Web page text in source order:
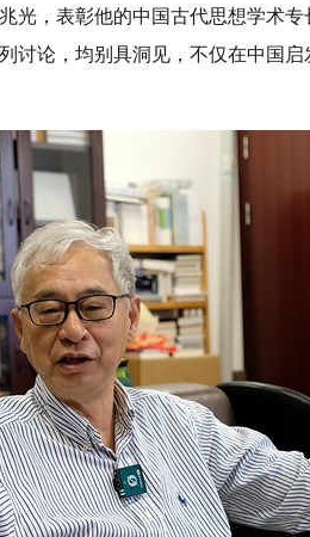
光，表彰他的中国古代思想学术
讨论，均别具洞见，不仅在中国